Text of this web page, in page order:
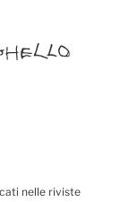
nelle riviste